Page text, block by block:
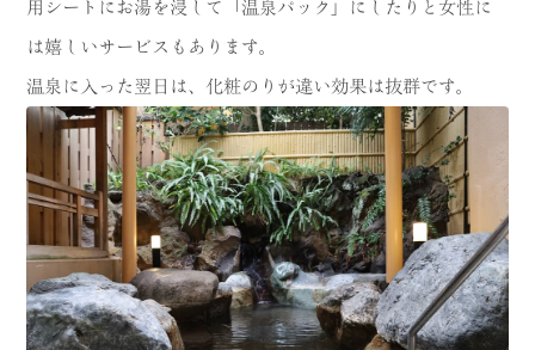
用シートにお湯を浸して「温泉パック」にしたりと女性に
は嬉しいサービスもあります。
温泉に入った翌日は、化粧のりが違い効果は抜群です。